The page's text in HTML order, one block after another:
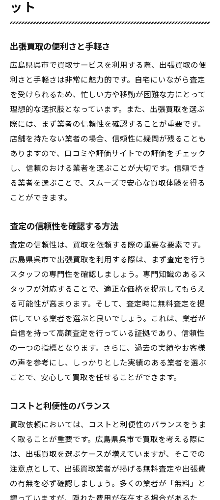
ット
出張買取の便利さと手軽さ
広島県呉市で買取サービスを利用する際、出張買取の便
利さと手軽さは非常に魅力的です。自宅にいながら査定
を受けられるため、忙しい方や移動が困難な方にとって
理想的な選択肢となっています。また、出張買取を選ぶ
際には、まず業者の信頼性を確認することが重要です。
店舗を持たない業者の場合、信頼性に疑問が残ることも
ありますので、口コミや評価サイトでの評価をチェック
し、信頼のおける業者を選ぶことが大切です。信頼でき
る業者を選ぶことで、スムーズで安心な買取体験を得る
ことができます。
査定の信頼性を確認する方法
査定の信頼性は、買取を依頼する際の重要な要素です。
広島県呉市で出張買取を利用する際は、まず査定を行う
スタッフの専門性を確認しましょう。専門知識のあるス
タッフが対応することで、適正な価格を提示してもらえ
る可能性が高まります。そして、査定時に無料査定を提
供している業者を選ぶと良いでしょう。これは、業者が
自信を持って高額査定を行っている証拠であり、信頼性
の一つの指標となります。さらに、過去の実績やお客様
の声を参考にし、しっかりとした実績のある業者を選ぶ
ことで、安心して買取を任せることができます。
コストと利便性のバランス
買取依頼においては、コストと利便性のバランスをうま
く取ることが重要です。広島県呉市で買取を考える際に
は、出張買取を選ぶケースが増えていますが、そこでの
注意点として、出張買取業者が掲げる無料査定や出張費
の有無を必ず確認しましょう。多くの業者が「無料」と